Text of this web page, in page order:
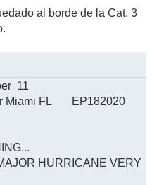
al borde de la Cat. 3
11
Miami FL EP182020
HURRICANE VERY